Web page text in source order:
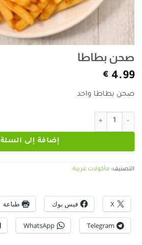
صحن بطاطا
4.99
€
صحن بطاطا واحد
كمية صحن بطاطا
إضافة إلى السلة
التصنيف: مأكولات غربية
X فيس بوك طباعة
Telegram
WhatsApp